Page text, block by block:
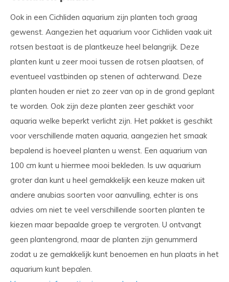
Ook in een Cichliden aquarium zijn planten toch graag
gewenst. Aangezien het aquarium voor Cichliden vaak uit
rotsen bestaat is de plantkeuze heel belangrijk. Deze
planten kunt u zeer mooi tussen de rotsen plaatsen, of
eventueel vastbinden op stenen of achterwand. Deze
planten houden er niet zo zeer van op in de grond geplant
te worden. Ook zijn deze planten zeer geschikt voor
aquaria welke beperkt verlicht zijn. Het pakket is geschikt
voor verschillende maten aquaria, aangezien het smaak
bepalend is hoeveel planten u wenst. Een aquarium van
100 cm kunt u hiermee mooi bekleden. Is uw aquarium
groter dan kunt u heel gemakkelijk een keuze maken uit
andere anubias soorten voor aanvulling, echter is ons
advies om niet te veel verschillende soorten planten te
kiezen maar bepaalde groep te vergroten. U ontvangt
geen plantengrond, maar de planten zijn genummerd
zodat u ze gemakkelijk kunt benoemen en hun plaats in het
aquarium kunt bepalen.